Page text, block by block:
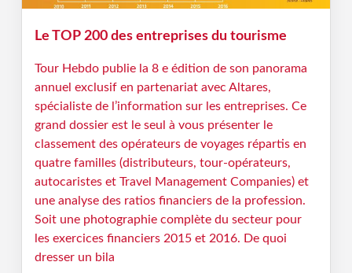
Le TOP 200 des entreprises du tourisme
Tour Hebdo publie la 8 e édition de son panorama
annuel exclusif en partenariat avec Altares,
spécialiste de l’information sur les entreprises. Ce
grand dossier est le seul à vous présenter le
classement des opérateurs de voyages répartis en
quatre familles (distributeurs, tour-opérateurs,
autocaristes et Travel Management Companies) et
une analyse des ratios financiers de la profession.
Soit une photographie complète du secteur pour
les exercices financiers 2015 et 2016. De quoi
dresser un bila